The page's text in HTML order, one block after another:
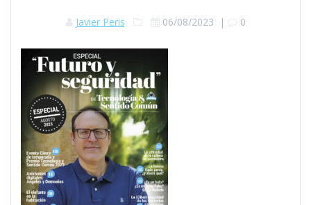
Javier Peris 06/08/2023 | 0